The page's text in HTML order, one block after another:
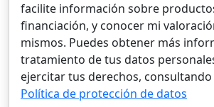
facilite información sobre
financiación, y conocer mi
mismos. Puedes obtener más
tratamiento de tus datos
ejercitar tus derechos,
Política de protección de datos